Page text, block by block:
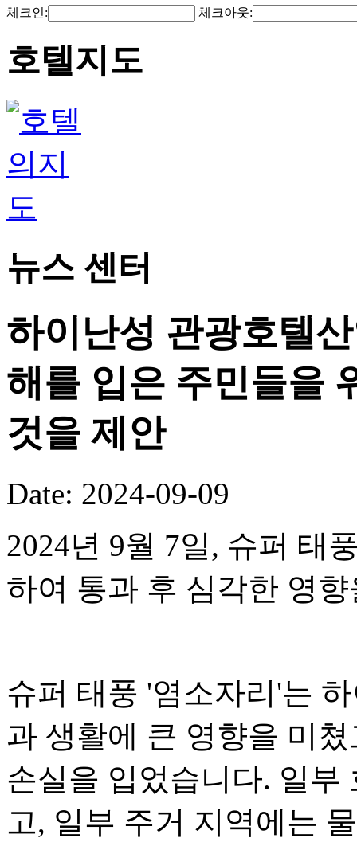
체크인: 체크아웃:
호텔지도
뉴스 센터
하이난성 관광호텔
해를 입은 주민들을
것을 제안
Date: 2024-09-09
2024년 9월 7일, 슈퍼 태
하여 통과 후 심각한 영
슈퍼 태풍 '염소자리'는
과 생활에 큰 영향을 미
손실을 입었습니다. 일부
고, 일부 주거 지역에는